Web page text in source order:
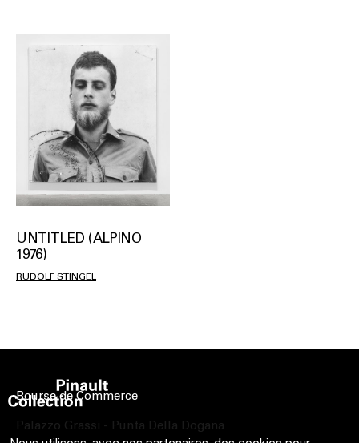
UNTITLED (ALPINO
1976)
RUDOLF STINGEL
Bourse de Commerce
Palazzo Grassi - Punta Della Dogana